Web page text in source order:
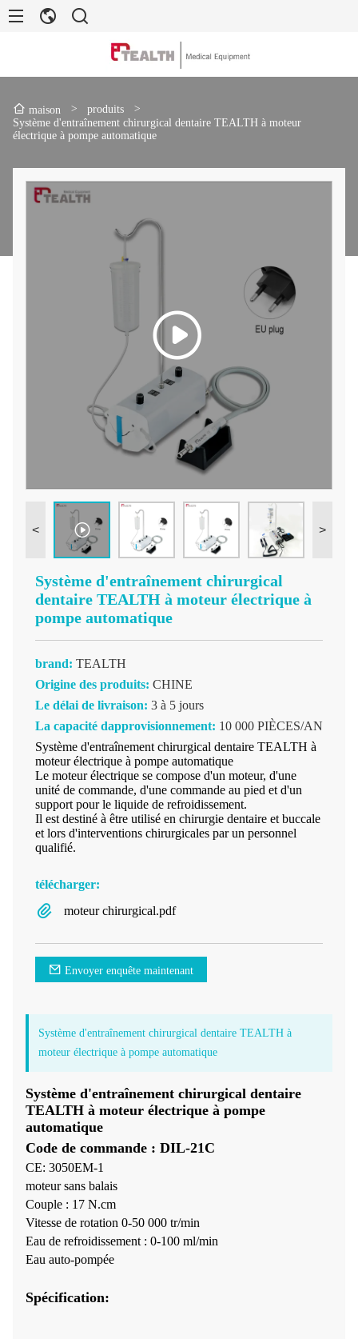
maison > produits
>
Système d'entraînement chirurgical dentaire TEALTH à moteur
électrique à pompe automatique
< >
Système d'entraînement chirurgical
dentaire TEALTH à moteur électrique à
pompe automatique
brand: TEALTH
Origine des produits: CHINE
Le délai de livraison: 3 à 5 jours
La capacité dapprovisionnement: 10 000 PIÈCES/AN
Système d'entraînement chirurgical dentaire TEALTH à
moteur électrique à pompe automatique
Le moteur électrique se compose d'un moteur, d'une
unité de commande, d'une commande au pied et d'un
support pour le liquide de refroidissement.
Il est destiné à être utilisé en chirurgie dentaire et buccale
et lors d'interventions chirurgicales par un personnel
qualifié.
télécharger:
moteur chirurgical.pdf
Envoyer enquête maintenant
Système d'entraînement chirurgical dentaire TEALTH à
moteur électrique à pompe automatique
Système d'entraînement chirurgical dentaire
TEALTH à moteur électrique à pompe
automatique
Code de commande : DIL-21C
CE: 3050EM-1
moteur sans balais
Couple : 17 N.cm
Vitesse de rotation 0-50 000 tr/min
Eau de refroidissement : 0-100 ml/min
Eau auto-pompée
Spécification: